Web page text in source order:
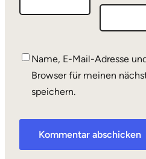
Name, E-Mail-Adresse
Browser für meinen
speichern.